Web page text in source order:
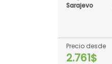
Sarajevo
Precio desde
2.761$